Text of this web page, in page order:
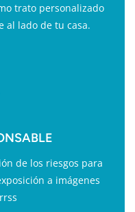
trato personalizado
al lado de tu casa.
de los riesgos para
a imágenes